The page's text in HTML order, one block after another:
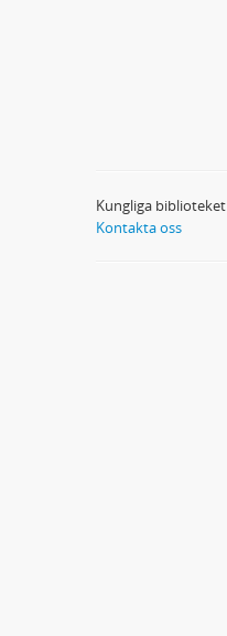
Kungliga biblioteket
Kontakta oss